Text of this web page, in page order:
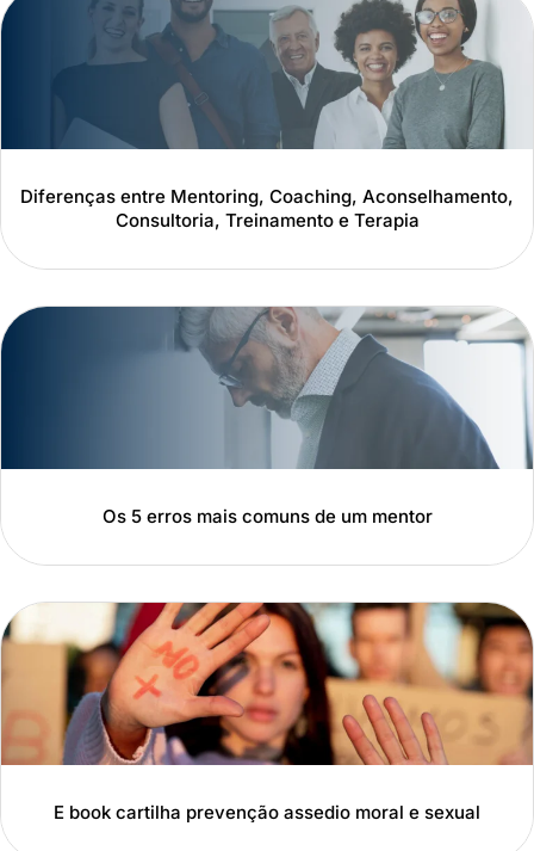
Diferenças entre Mentoring, Coaching, Aconselhamento,
Consultoria, Treinamento e Terapia
Os 5 erros mais comuns de um mentor
E book cartilha prevenção assedio moral e sexual